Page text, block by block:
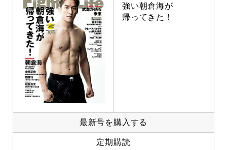
強い朝倉海が
帰ってきた！
最新号を購入する
定期購読